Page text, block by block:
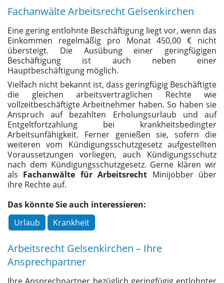
Fachanwälte Arbeitsrecht Gelsenkirchen
Eine gering entlohnte Beschäftigung liegt vor, wenn das
Einkommen regelmäßig pro Monat 450,00 € nicht
übersteigt. Die Ausübung einer geringfügigen
Beschäftigung ist auch neben einer
Hauptbeschäftigung möglich.
Vielfach nicht bekannt ist, dass geringfügig Beschäftigte
die gleichen arbeitsvertraglichen Rechte wie
vollzeitbeschäftigte Arbeitnehmer haben. So haben sie
Anspruch auf bezahlten Erholungsurlaub und auf
Entgeltfortzahlung bei krankheitsbedingter
Arbeitsunfähigkeit. Ferner genießen sie, sofern die
weiteren vom Kündigungsschutzgesetz aufgestellten
Voraussetzungen vorliegen, auch Kündigungsschutz
nach dem Kündigungsschutzgesetz. Gerne klären wir
als Fachanwälte für Arbeitsrecht Minijobber über
ihre Rechte auf.
Das könnte Sie auch interessieren:
Urlaub
Krankheit
Arbeitsrecht Gelsenkirchen – Ihre
Ansprechpartner